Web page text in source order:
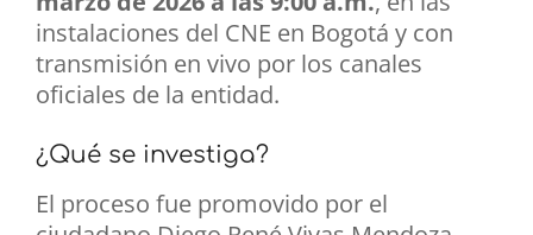
instalaciones del CNE en Bogotá y con
transmisión en vivo por los canales
oficiales de la entidad.
¿Qué se investiga?
El proceso fue promovido por el